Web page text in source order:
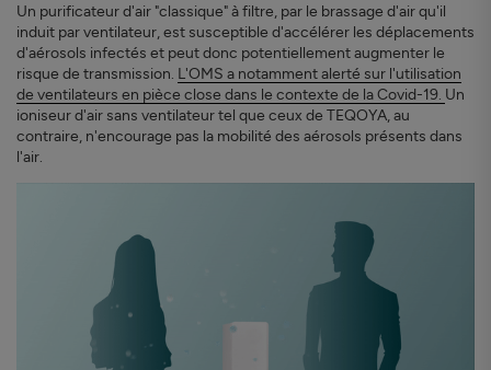
Un purificateur d'air "classique" à filtre, par le brassage d'air qu'il
induit par ventilateur, est susceptible d'accélérer les déplacements
d'aérosols infectés et peut donc potentiellement augmenter le
risque de transmission. L'OMS a notamment alerté sur l'utilisation
de ventilateurs en pièce close dans le contexte de la Covid-19. Un
ioniseur d'air sans ventilateur tel que ceux de TEQOYA, au
contraire, n'encourage pas la mobilité des aérosols présents dans
l'air.